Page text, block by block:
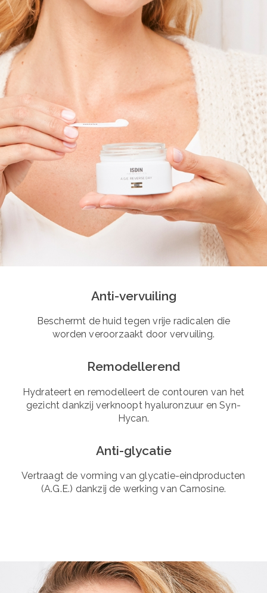
Anti-vervuiling
Beschermt de huid tegen vrije radicalen die
worden veroorzaakt door vervuiling.
Remodellerend
Hydrateert en remodelleert de contouren van het
gezicht dankzij verknoopt hyaluronzuur en Syn-
Hycan.
Anti-glycatie
Vertraagt de vorming van glycatie-eindproducten
(A.G.E.) dankzij de werking van Carnosine.